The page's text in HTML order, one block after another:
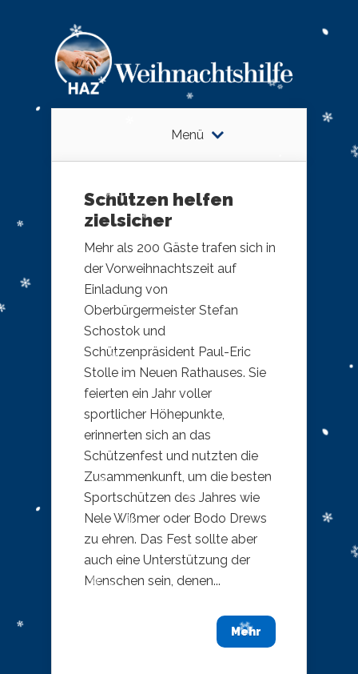
Menü
Schützen helfen
zielsicher
Mehr als 200 Gäste trafen sich in
der Vorweihnachtszeit auf
Einladung von
Oberbürgermeister Stefan
Schostok und
Schützenpräsident Paul-Eric
Stolle im Neuen Rathauses. Sie
feierten ein Jahr voller
sportlicher Höhepunkte,
erinnerten sich an das
Schützenfest und nutzten die
Zusammenkunft, um die besten
Sportschützen des Jahres wie
Nele Wißmer oder Bodo Drews
zu ehren. Das Fest sollte aber
auch eine Unterstützung der
Menschen sein, denen...
Mehr